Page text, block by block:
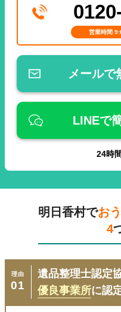
営業時間
メールで
LINEで
24時間
明日香村でお
4
理由
01
遺品整理士認定
優良事業所に認